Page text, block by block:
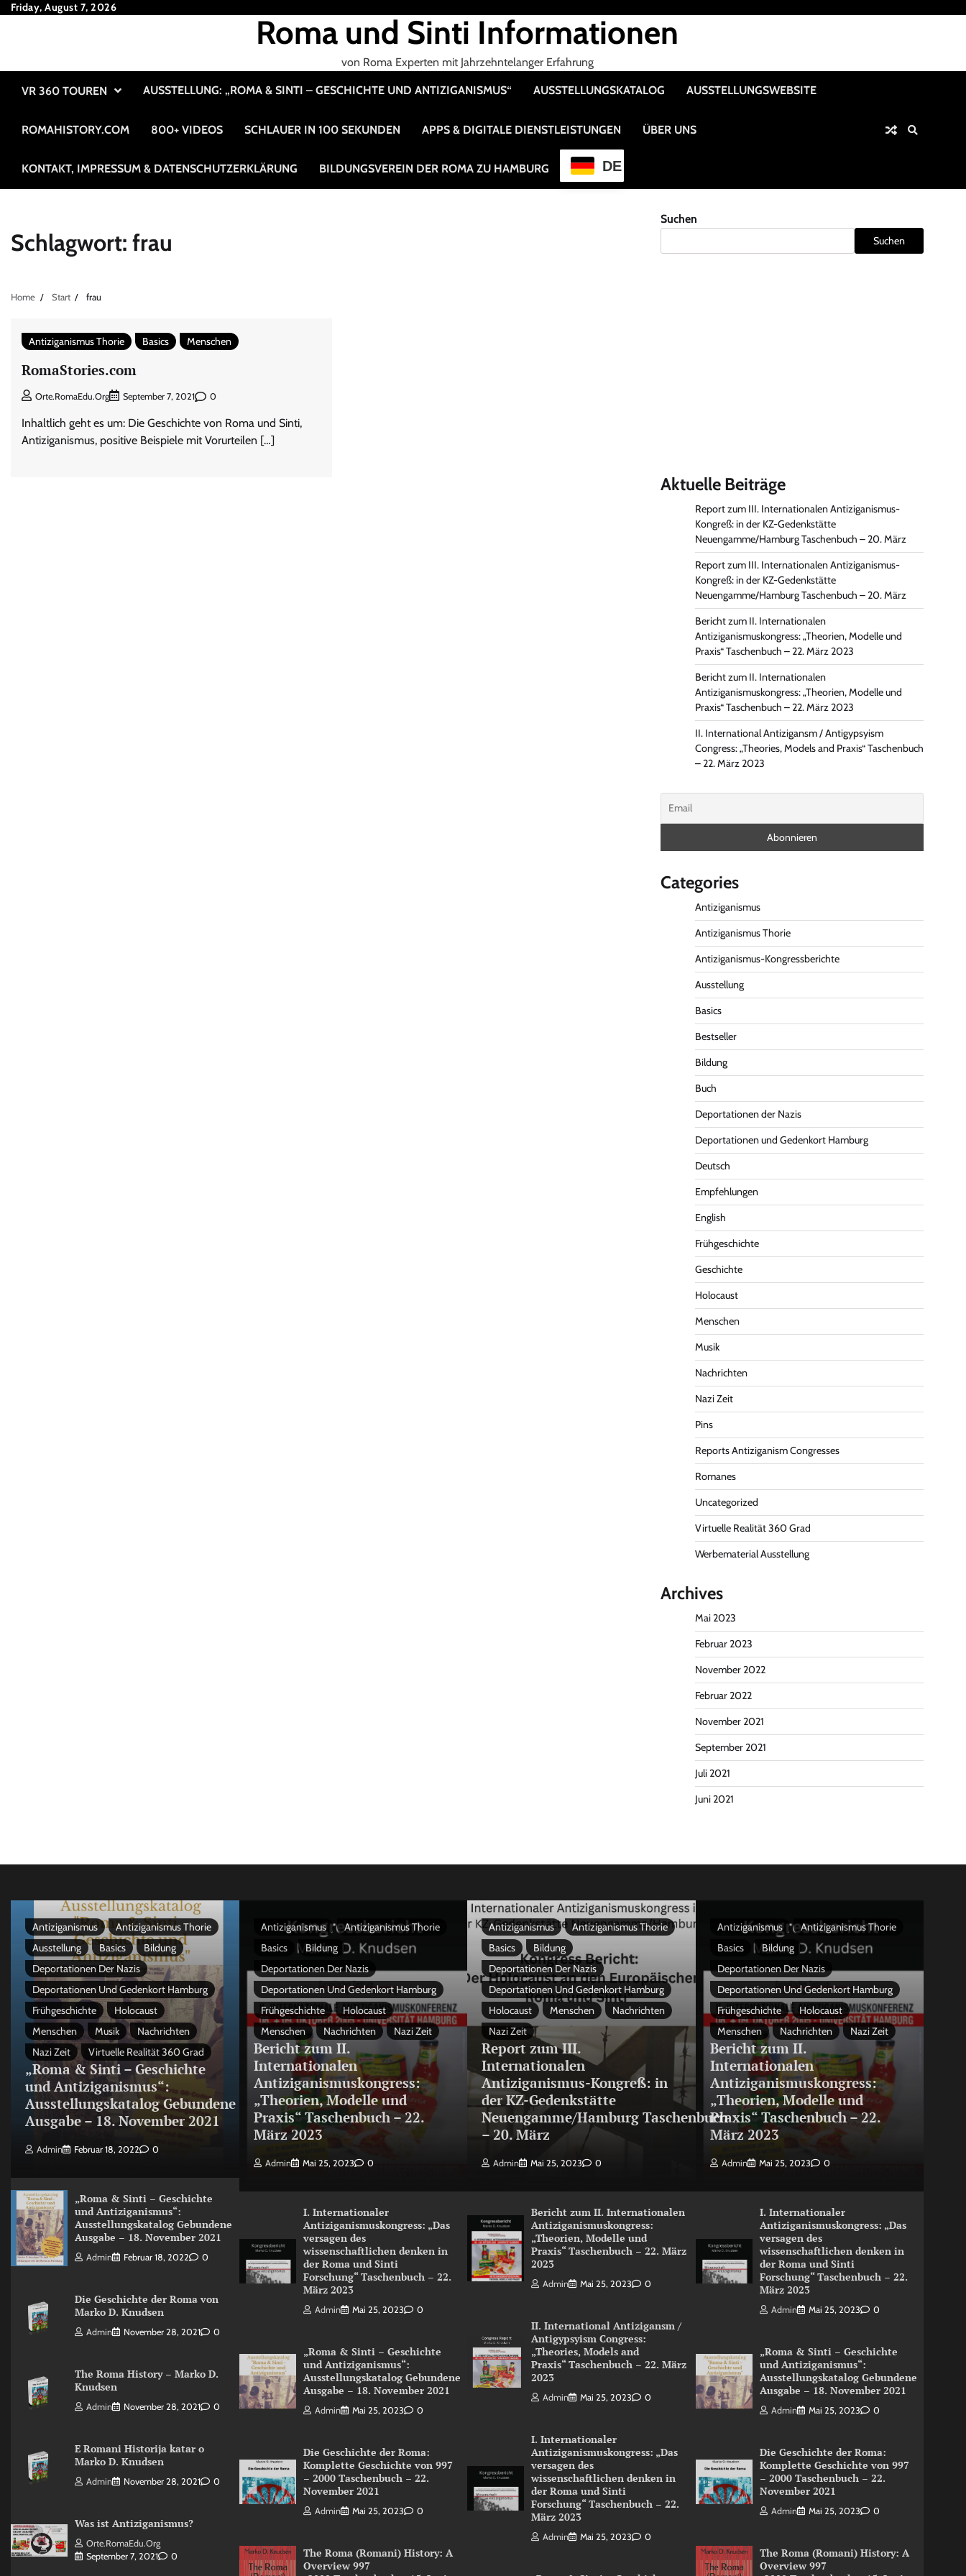
SkipFriday, August 7, 2026
Roma und Sinti Informationen
von Roma Experten mit Jahrzehntelanger Erfahrung
VR 360 TOUREN AUSSTELLUNG: „ROMA & SINTI – GESCHICHTE UND ANTIZIGANISMUS“ AUSSTELLUNGSKATALOG AUSSTELLUNGSWEBSITE
ROMAHISTORY.COM 800+ VIDEOS SCHLAUER IN 100 SEKUNDEN APPS & DIGITALE DIENSTLEISTUNGEN ÜBER UNS
KONTAKT, IMPRESSUM & DATENSCHUTZERKLÄRUNG BILDUNGSVEREIN DER ROMA ZU HAMBURG DE
Schlagwort: frau
Home Start frau
Antiziganismus Thorie Basics Menschen
RomaStories.com
Orte.RomaEdu.org September 7, 2021 0
Inhaltlich geht es um: Die Geschichte von Roma und Sinti,
Antiziganismus, positive Beispiele mit Vorurteilen […]
Suchen
Suchen
Aktuelle Beiträge
Report zum III. Internationalen Antiziganismus-
Kongreß: in der KZ-Gedenkstätte
Neuengamme/Hamburg Taschenbuch – 20. März
Report zum III. Internationalen Antiziganismus-
Kongreß: in der KZ-Gedenkstätte
Neuengamme/Hamburg Taschenbuch – 20. März
Bericht zum II. Internationalen
Antiziganismuskongress: „Theorien, Modelle und
Praxis“ Taschenbuch – 22. März 2023
Bericht zum II. Internationalen
Antiziganismuskongress: „Theorien, Modelle und
Praxis“ Taschenbuch – 22. März 2023
II. International Antizigansm / Antigypsyism
Congress: „Theories, Models and Praxis“ Taschenbuch
– 22. März 2023
Categories
Antiziganismus
Antiziganismus Thorie
Antiziganismus-Kongressberichte
Ausstellung
Basics
Bestseller
Bildung
Buch
Deportationen der Nazis
Deportationen und Gedenkort Hamburg
Deutsch
Empfehlungen
English
Frühgeschichte
Geschichte
Holocaust
Menschen
Musik
Nachrichten
Nazi Zeit
Pins
Reports Antiziganism Congresses
Romanes
Uncategorized
Virtuelle Realität 360 Grad
Werbematerial Ausstellung
Archives
Mai 2023
Februar 2023
November 2022
Februar 2022
November 2021
September 2021
Juli 2021
Juni 2021
Antiziganismus
Antiziganismus Thorie
Ausstellung
Basics
Bildung
Deportationen Der Nazis
Deportationen Und Gedenkort Hamburg
Frühgeschichte
Holocaust
Menschen
Musik
Nachrichten
Nazi Zeit
Virtuelle Realität 360 Grad
„Roma & Sinti – Geschichte
und Antiziganismus“:
Ausstellungskatalog Gebundene
Ausgabe – 18. November 2021
Admin Februar 18, 2022 0
„Roma & Sinti – Geschichte
und Antiziganismus“:
Ausstellungskatalog Gebundene
Ausgabe – 18. November 2021
Admin Februar 18, 2022 0
Die Geschichte der Roma von
Marko D. Knudsen
Admin November 28, 2021 0
The Roma History – Marko D.
Knudsen
Admin November 28, 2021 0
E Romani Historija katar o
Marko D. Knudsen
Admin November 28, 2021 0
Was ist Antiziganismus?
Orte.RomaEdu.org
September 7, 2021
0
Antiziganismus
Antiziganismus Thorie
Basics
Bildung
Deportationen Der Nazis
Deportationen Und Gedenkort Hamburg
Frühgeschichte
Holocaust
Menschen
Nachrichten Nazi Zeit
Bericht zum II.
Internationalen
Antiziganismuskongress:
„Theorien, Modelle und
Praxis“ Taschenbuch – 22.
März 2023
Admin Mai 25, 2023 0
I. Internationaler
Antiziganismuskongress: „Das
versagen des
wissenschaftlichen denken in
der Roma und Sinti
Forschung“ Taschenbuch – 22.
März 2023
Admin Mai 25, 2023 0
„Roma & Sinti – Geschichte
und Antiziganismus“:
Ausstellungskatalog Gebundene
Ausgabe – 18. November 2021
Admin Mai 25, 2023 0
Die Geschichte der Roma:
Komplette Geschichte von 997
– 2000 Taschenbuch – 22.
November 2021
Admin Mai 25, 2023 0
The Roma (Romani) History: A
Overview 997
Antiziganismus
Antiziganismus Thorie
Basics
Bildung
Deportationen Der Nazis
Deportationen Und Gedenkort Hamburg
Holocaust
Menschen
Nachrichten
Nazi Zeit
Report zum III.
Internationalen
Antiziganismus-Kongreß: in
der KZ-Gedenkstätte
Neuengamme/Hamburg Taschenbuch
– 20. März
Admin Mai 25, 2023 0
Bericht zum II. Internationalen
Antiziganismuskongress:
„Theorien, Modelle und
Praxis“ Taschenbuch – 22. März
2023
Admin Mai 25, 2023 0
II. International Antizigansm /
Antigypsyism Congress:
„Theories, Models and
Praxis“ Taschenbuch – 22. März
2023
Admin Mai 25, 2023 0
I. Internationaler
Antiziganismuskongress: „Das
versagen des
wissenschaftlichen denken in
der Roma und Sinti
Forschung“ Taschenbuch – 22.
März 2023
Admin Mai 25, 2023 0
Antiziganismus
Antiziganismus Thorie
Basics
Bildung
Deportationen Der Nazis
Deportationen Und Gedenkort Hamburg
Frühgeschichte
Holocaust
Menschen
Nachrichten Nazi Zeit
Bericht zum II.
Internationalen
Antiziganismuskongress:
„Theorien, Modelle und
Praxis“ Taschenbuch – 22.
März 2023
Admin Mai 25, 2023 0
I. Internationaler
Antiziganismuskongress: „Das
versagen des
wissenschaftlichen denken in
der Roma und Sinti
Forschung“ Taschenbuch – 22.
März 2023
Admin Mai 25, 2023 0
„Roma & Sinti – Geschichte
und Antiziganismus“:
Ausstellungskatalog Gebundene
Ausgabe – 18. November 2021
Admin Mai 25, 2023 0
Die Geschichte der Roma:
Komplette Geschichte von 997
– 2000 Taschenbuch – 22.
November 2021
Admin Mai 25, 2023 0
The Roma (Romani) History: A
Overview 997